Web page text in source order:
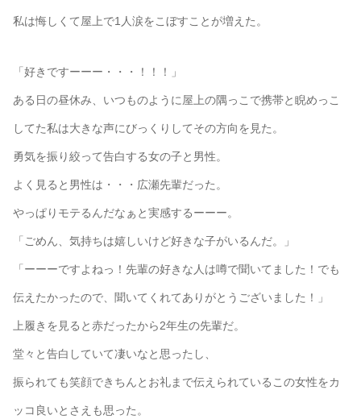
私は悔しくて屋上で1人涙をこぼすことが増えた。
「好きですーーー・・・！！！」
ある日の昼休み、いつものように屋上の隅っこで携帯と睨めっこ
してた私は大きな声にびっくりしてその方向を見た。
勇気を振り絞って告白する女の子と男性。
よく見ると男性は・・・広瀬先輩だった。
やっぱりモテるんだなぁと実感するーーー。
「ごめん、気持ちは嬉しいけど好きな子がいるんだ。」
「ーーーですよねっ！先輩の好きな人は噂で聞いてました！でも
伝えたかったので、聞いてくれてありがとうございました！」
上履きを見ると赤だったから2年生の先輩だ。
堂々と告白していて凄いなと思ったし、
振られても笑顔できちんとお礼まで伝えられているこの女性をカ
ッコ良いとさえも思った。